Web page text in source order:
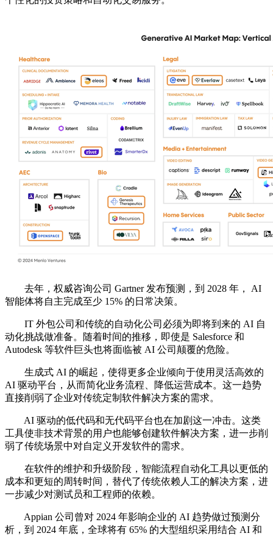
去年，权威咨询公司 Gartner 发布预测，到 2028 年， AI
智能体将自主完成至少 15% 的日常决策。
IT 外包公司和传统的自动化公司必须为即将到来的 AI 自
动化挑战做准备。随着时间的推移，即使是 Salesforce 和
Autodesk 等软件巨头也将面临被 AI 公司颠覆的危险。
生成式 AI 的崛起，使得更多企业倾向于使用灵活高效的
AI 驱动平台，从而简化业务流程、降低运营成本。这一趋势
直接削弱了企业对传统定制软件解决方案的需求。
AI 驱动的低代码和无代码平台也在加剧这一冲击。这类
工具使非技术背景的用户也能够创建软件解决方案，进一步削
弱了传统场景中对自定义开发软件的需求。
在软件的维护和升级阶段，智能流程自动化工具以更低的
成本和更短的周转时间，替代了传统依赖人工的解决方案，进
一步减少对测试员和工程师的依赖。
Appian 公司曾对 2024 年影响企业的 AI 趋势做过预测分
析，到 2024 年底，全球将有 65% 的大型组织采用结合 AI 和